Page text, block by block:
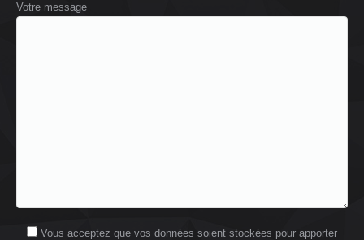
Votre message
Vous acceptez que vos données soient stockées pour apporter